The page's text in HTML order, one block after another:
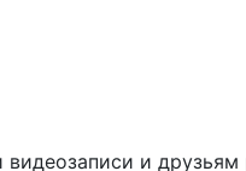
видеозаписи и друзьям